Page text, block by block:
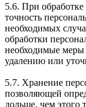
5.6. При
точность
необходимых
обработки
необходимые меры
удалению или
5.7. Хранение
позволяющей
дольше, чем этого